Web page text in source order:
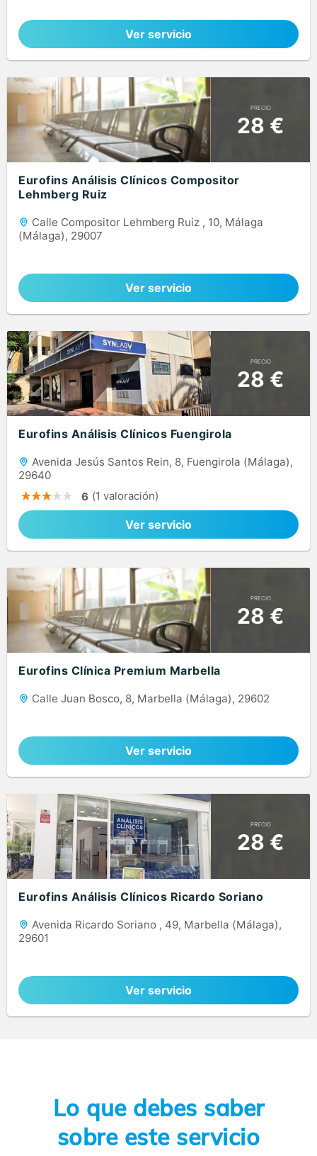
Ver servicio
PRECIO
28 €
Eurofins Análisis Clínicos Compositor
Lehmberg Ruiz
Calle Compositor Lehmberg Ruiz , 10, Málaga
(Málaga), 29007
Ver servicio
PRECIO
28 €
Eurofins Análisis Clínicos Fuengirola
Avenida Jesús Santos Rein, 8, Fuengirola (Málaga),
29640
6 (1 valoración)
Ver servicio
PRECIO
28 €
Eurofins Clínica Premium Marbella
Calle Juan Bosco, 8, Marbella (Málaga), 29602
Ver servicio
PRECIO
28 €
Eurofins Análisis Clínicos Ricardo Soriano
Avenida Ricardo Soriano , 49, Marbella (Málaga),
29601
Ver servicio
Lo que debes saber
sobre este servicio